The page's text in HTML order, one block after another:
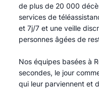
de plus de 20 000
services de
et 7j/7 et une veille
personnes âgées de
Nos équipes basées à
secondes, le jour
qui leur parviennent et